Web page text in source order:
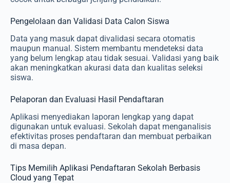
Pengelolaan dan Validasi Data Calon Siswa
Data yang masuk dapat divalidasi secara otomatis
maupun manual. Sistem membantu mendeteksi data
yang belum lengkap atau tidak sesuai. Validasi yang baik
akan meningkatkan akurasi data dan kualitas seleksi
siswa.
Pelaporan dan Evaluasi Hasil Pendaftaran
Aplikasi menyediakan laporan lengkap yang dapat
digunakan untuk evaluasi. Sekolah dapat menganalisis
efektivitas proses pendaftaran dan membuat perbaikan
di masa depan.
Tips Memilih Aplikasi Pendaftaran Sekolah Berbasis
Cloud yang Tepat